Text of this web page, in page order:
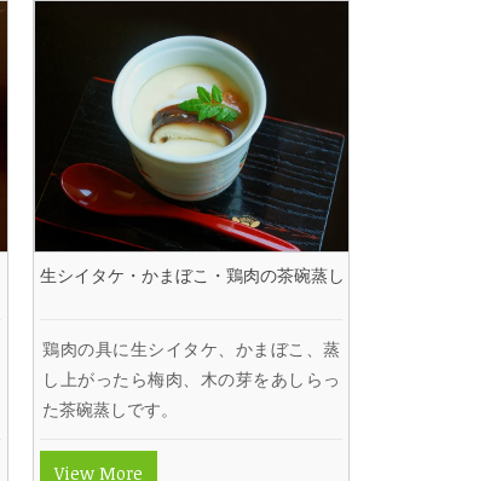
生シイタケ・かまぼこ・鶏肉の茶碗蒸し
鶏肉の具に生シイタケ、かまぼこ、蒸
し上がったら梅肉、木の芽をあしらっ
た茶碗蒸しです。
View More